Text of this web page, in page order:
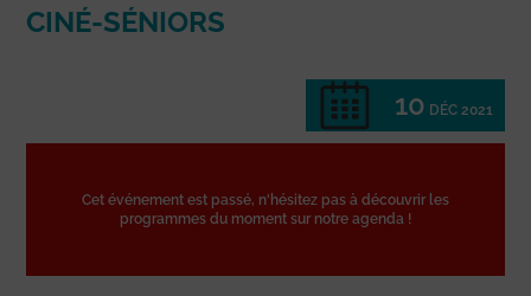
CINÉ-SÉNIORS
10 DÉC 2021
Cet événement est passé, n'hésitez pas à découvrir les
programmes du moment sur notre agenda !